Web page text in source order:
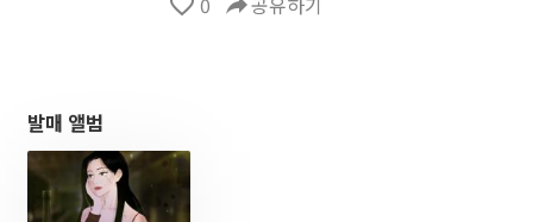
발매 앨범